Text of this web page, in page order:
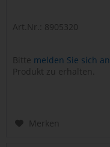
Art.Nr.: 8905320
Bitte melden Sie sich an
Produkt zu erhalten.
Merken